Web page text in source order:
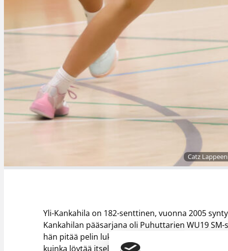
Catz
Yli-Kankahila on 182-senttinen, vuonna 2005
Kankahilan pääsarjana oli Puhuttarien WU19
hän pitää pelin lukua ja ohjaamista kentällä. Hän
kuinka löytää itselleen korintekopaikka.